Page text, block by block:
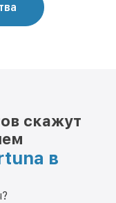
скажут
в